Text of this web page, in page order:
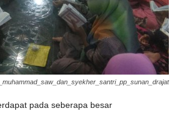
pada seberapa besar